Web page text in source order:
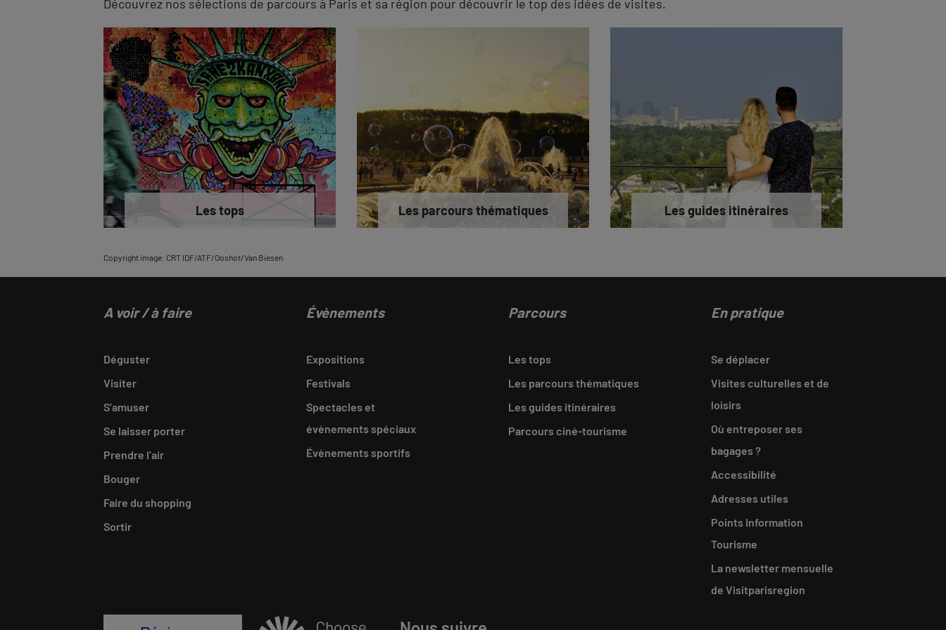
Découvrez nos sélections de parcours à Paris et sa région pour découvrir le top des idées de visites.
Les tops Les parcours thématiques Les guides itinéraires
Copyright image: CRT IDF/ATF/Ooshot/Van Biesen
A voir / à faire
Déguster
Visiter
S’amuser
Se laisser porter
Prendre l’air
Bouger
Faire du shopping
Sortir
Évènements
Expositions
Festivals
Spectacles et
évènements spéciaux
Évènements sportifs
Parcours
Les tops
Les parcours thématiques
Les guides itinéraires
Parcours ciné-tourisme
En pratique
Se déplacer
Visites culturelles et de
loisirs
Où entreposer ses
bagages ?
Accessibilité
Adresses utiles
Points Information
Tourisme
La newsletter mensuelle
de Visitparisregion